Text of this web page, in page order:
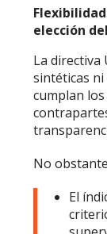
elección
La directiva
sintéticas ni
cumplan
No
El